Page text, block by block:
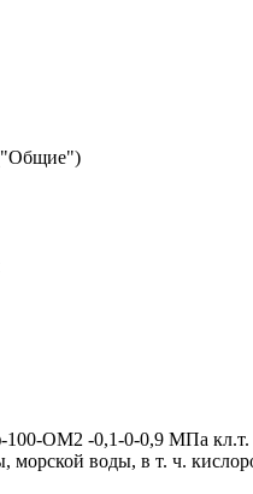
ОМ2 -0,1-0-0,9 МПа кл.т. 1,5
морской воды, в т. ч.